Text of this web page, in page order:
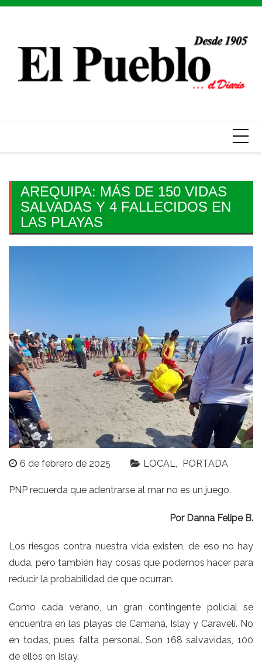
Skip
AREQUIPA: MÁS DE 150 VIDAS
SALVADAS Y 4 FALLECIDOS EN
LAS PLAYAS
6 de febrero de 2025 LOCAL PORTADA
PNP recuerda que adentrarse al mar no es un juego.
Por Danna Felipe B.
Los riesgos contra nuestra vida existen, de eso no hay
duda, pero también hay cosas que podemos hacer para
reducir la probabilidad de que ocurran.
Como cada verano, un gran contingente policial se
encuentra en las playas de Camaná, Islay y Caravelí. No
en todas, pues falta personal. Son 168 salvavidas, 100
de ellos en Islay.